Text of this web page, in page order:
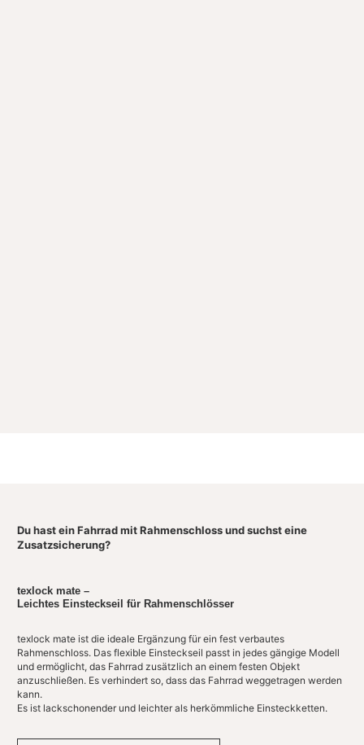
Du hast ein Fahrrad mit Rahmenschloss und suchst eine
Zusatzsicherung?
texlock mate –
Leichtes Einsteckseil für Rahmenschlösser
texlock mate ist die ideale Ergänzung für ein fest verbautes
Rahmenschloss. Das flexible Einsteckseil passt in jedes gängige Modell
und ermöglicht, das Fahrrad zusätzlich an einem festen Objekt
anzuschließen. Es verhindert so, dass das Fahrrad weggetragen werden
kann.
Es ist lackschonender und leichter als herkömmliche Einsteckketten.